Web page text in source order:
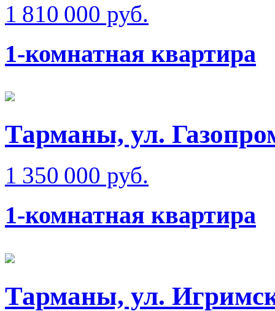
1 810 000 руб.
1-комнатная квартира
Тарманы, ул.
1 350 000 руб.
1-комнатная квартира
Тарманы, ул.